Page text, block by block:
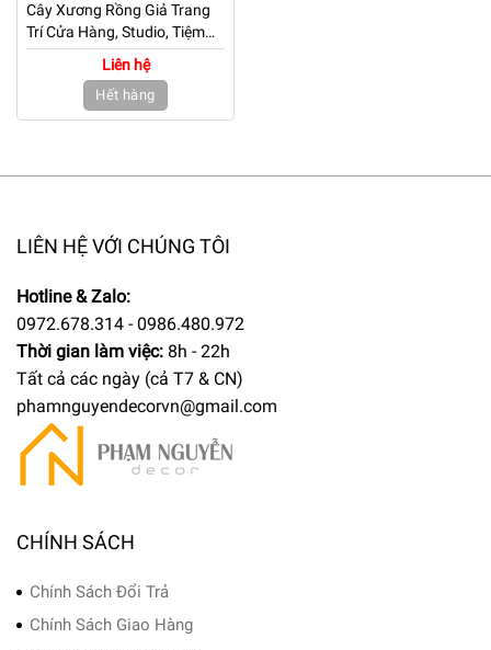
Cây Xương Rồng Giả Trang
Trí Cửa Hàng, Studio, Tiệm
Quán, Văn Phòng, Nhà Cửa
– Cao 1m45 – Mã: PN-
Liên hệ
Hết hàng
LIÊN HỆ VỚI CHÚNG TÔI
Hotline & Zalo:
0972.678.314 - 0986.480.972
Thời gian làm việc: 8h - 22h
Tất cả các ngày (cả T7 & CN)
phamnguyendecorvn@gmail.com
CHÍNH SÁCH
Chính Sách Đổi Trả
Chính Sách Giao Hàng